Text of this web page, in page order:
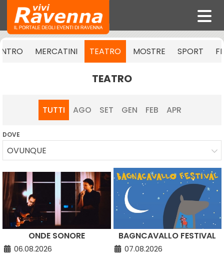
MERCATINI TEATRO MOSTRE SPORT
TEATRO
TUTTI AGO SET GEN FEB APR
DOVE
OVUNQUE
ONDE SONORE
06.08.2026
BAGNCAVALLO FESTIVAL
07.08.2026